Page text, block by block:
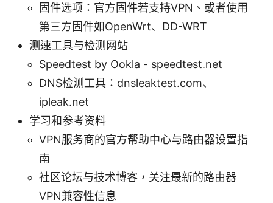
固件选项：官方固件若支持VPN、或者使用
第三方固件如OpenWrt、DD-WRT
测速工具与检测网站
Speedtest by Ookla - speedtest.net
DNS检测工具：dnsleaktest.com、
ipleak.net
学习和参考资料
VPN服务商的官方帮助中心与路由器设置指
南
社区论坛与技术博客，关注最新的路由器
VPN兼容性信息